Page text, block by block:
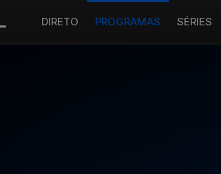
DIRETO PROGRAMAS SÉRIES